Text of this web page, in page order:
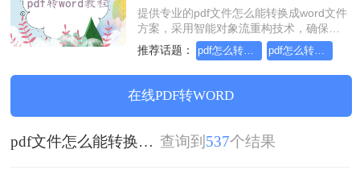
提供专业的pdf文件怎么能转换成word文件
方案，采用智能对象流重构技术，确保文
档1:1高保真还原且排版不乱码。支持一键
批量处理，全链路 SSL 加密保障隐私安
全。助您快速实现pdf文件怎么能转换成
word文件，无需安装，高效办公。
推荐话题： pdf怎么转word格式-这份指南值得收藏
在线PDF转WORD
pdf文件怎么能转换成word文件 查询到 537个结果